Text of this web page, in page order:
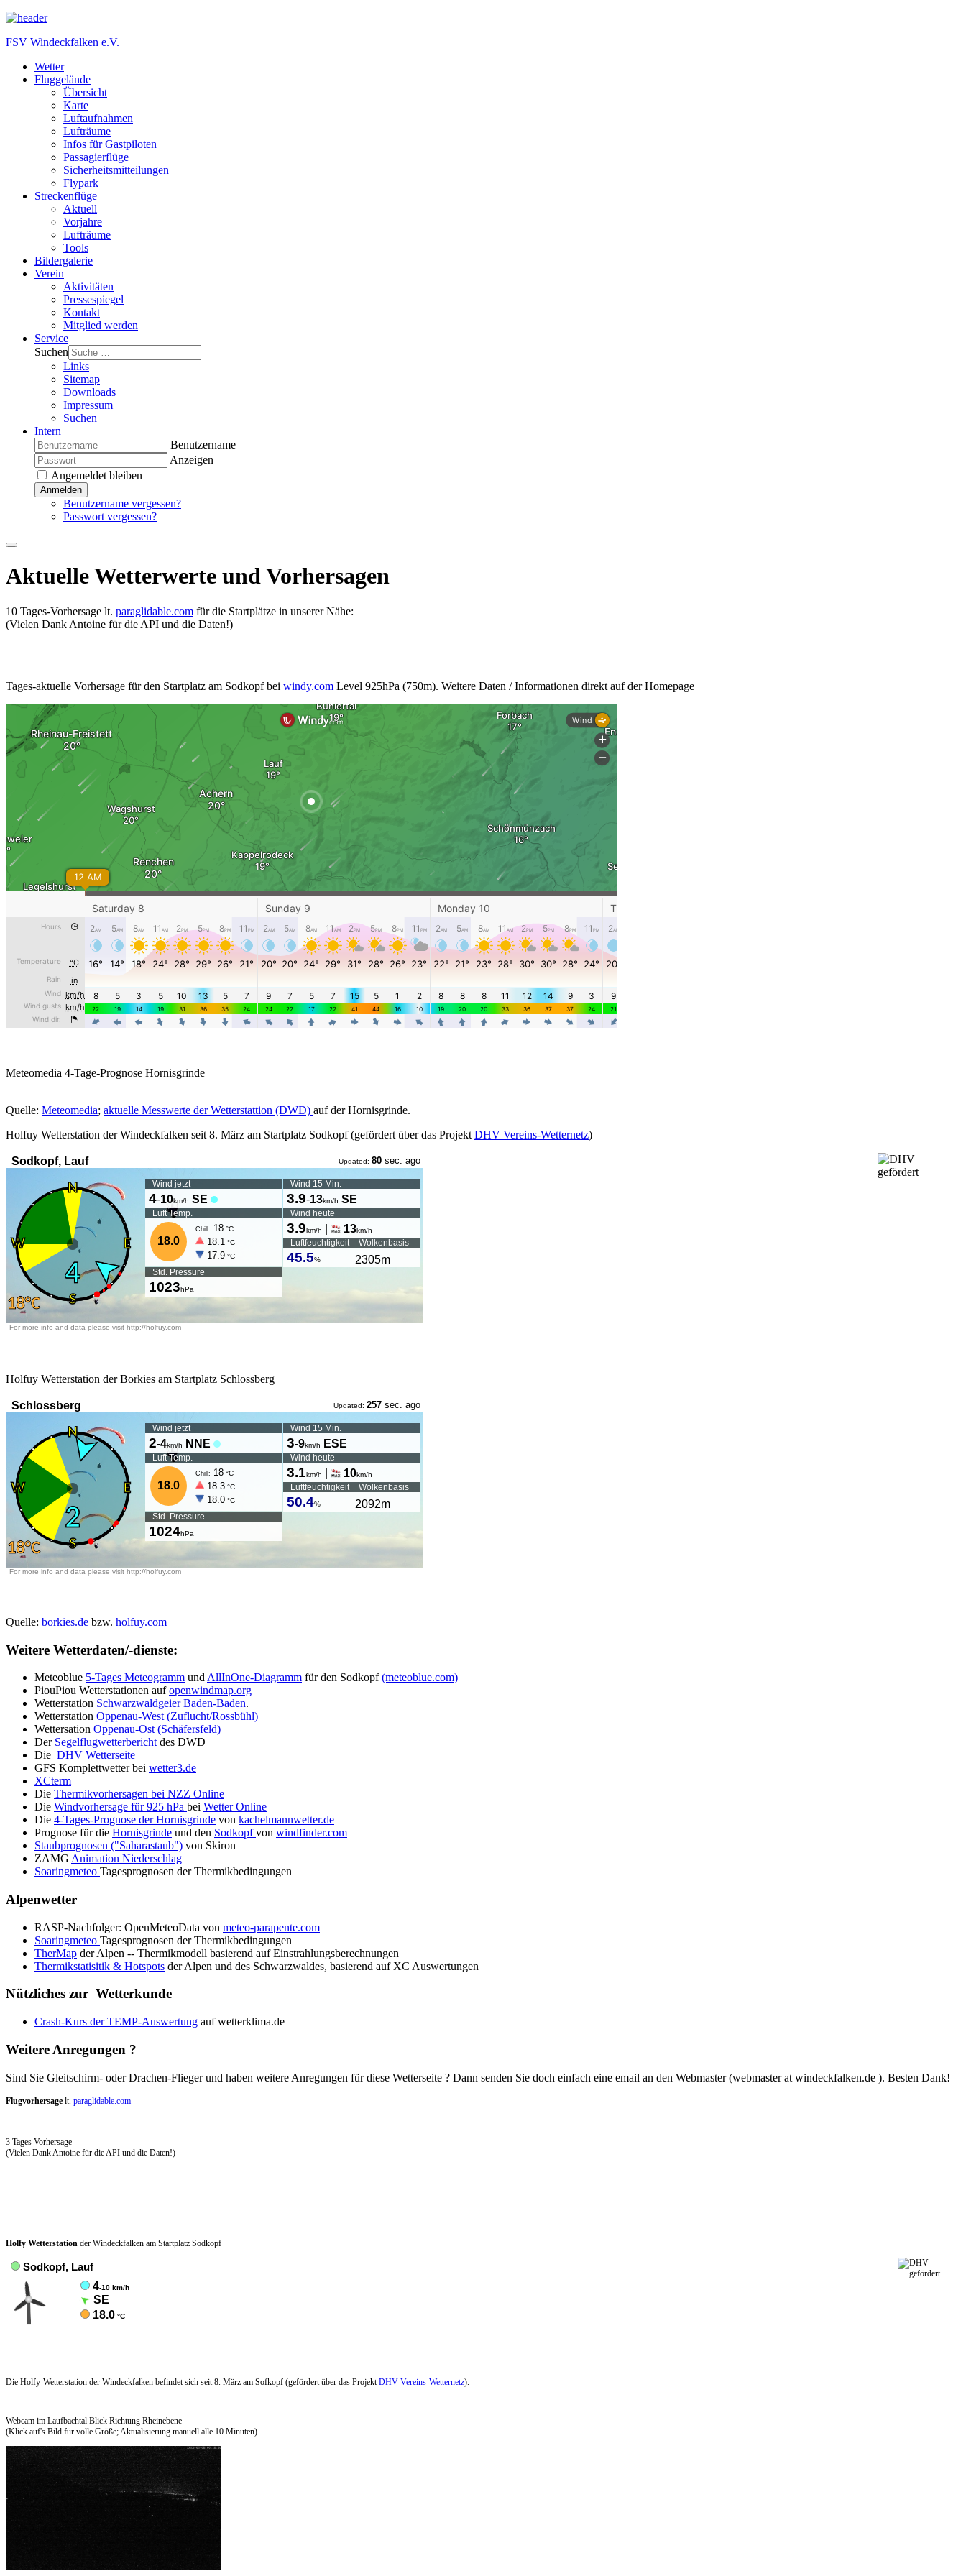
FSV Windeckfalken e.V.
Wetter
Fluggelände
Übersicht
Karte
Luftaufnahmen
Lufträume
Infos für Gastpiloten
Passagierflüge
Sicherheitsmitteilungen
Flypark
Streckenflüge
Aktuell
Vorjahre
Lufträume
Tools
Bildergalerie
Verein
Aktivitäten
Pressespiegel
Kontakt
Mitglied werden
Service
Suchen
Links
Sitemap
Downloads
Impressum
Suchen
Intern
Benutzername
Anzeigen
Angemeldet bleiben
Anmelden
Benutzername vergessen?
Passwort vergessen?
Aktuelle Wetterwerte und Vorhersagen
10 Tages-Vorhersage lt. paraglidable.com für die Startplätze in unserer Nähe:
(Vielen Dank Antoine für die API und die Daten!)
Tages-aktuelle Vorhersage für den Startplatz am Sodkopf bei windy.com Level 925hPa (750m). Weitere Daten / Informationen direkt auf der Homepage
Meteomedia 4-Tage-Prognose Hornisgrinde
Quelle: Meteomedia; aktuelle Messwerte der Wetterstattion (DWD) auf der Hornisgrinde.
Holfuy Wetterstation der Windeckfalken seit 8. März am Startplatz Sodkopf (gefördert über das Projekt DHV Vereins-Wetternetz)
Holfuy Wetterstation der Borkies am Startplatz Schlossberg
Quelle: borkies.de bzw. holfuy.com
Weitere Wetterdaten/-dienste:
Meteoblue 5-Tages Meteogramm und AllInOne-Diagramm für den Sodkopf(meteoblue.com)
PiouPiou Wetterstationen aufopenwindmap.org
Wetterstation Schwarzwaldgeier Baden-Baden.
Wetterstation Oppenau-West (Zuflucht/Rossbühl)
Wettersation Oppenau-Ost (Schäfersfeld)
Der Segelflugwetterbericht des DWD
Die DHV Wetterseite
GFS Komplettwetter bei wetter3.de
XCterm
Die Thermikvorhersagen bei NZZ Online
Die Windvorhersage für 925 hPa bei Wetter Online
Die 4-Tages-Prognose der Hornisgrinde von kachelmannwetter.de
Prognose für die Hornisgrinde und den Sodkopfvon windfinder.com
Staubprognosen ("Saharastaub") von Skiron
ZAMG Animation Niederschlag
Soaringmeteo Tagesprognosen der Thermikbedingungen
Alpenwetter
RASP-Nachfolger: OpenMeteoData von meteo-parapente.com
Soaringmeteo Tagesprognosen der Thermikbedingungen
TherMap der Alpen -- Thermikmodell basierend auf Einstrahlungsberechnungen
Thermikstatisitik & Hotspots der Alpen und des Schwarzwaldes, basierend auf XC Auswertungen
Nützliches zur Wetterkunde
Crash-Kurs der TEMP-Auswertung auf wetterklima.de
Weitere Anregungen ?
Sind Sie Gleitschirm- oder Drachen-Flieger und haben weitere Anregungen für diese Wetterseite ? Dann senden Sie doch einfach eine email an den Webmaster (webmaster at windeckfalken.de ). Besten Dank!
Flugvorhersage lt. paraglidable.com
3 Tages Vorhersage
(Vielen Dank Antoine für die API und die Daten!)
Holfy Wetterstation der Windeckfalken am Startplatz Sodkopf
Die Holfy-Wetterstation der Windeckfalken befindet sich seit 8. März am Sofkopf (gefördert über das Projekt DHV Vereins-Wetternetz).
Webcam im Laufbachtal Blick Richtung Rheinebene
(Klick auf's Bild für volle Größe; Aktualisierung manuell alle 10 Minuten)